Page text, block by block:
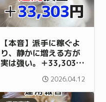
【本音】派手に稼ぐよ
り、静かに増える方が
実は強い。＋33,303円
2026.04.12